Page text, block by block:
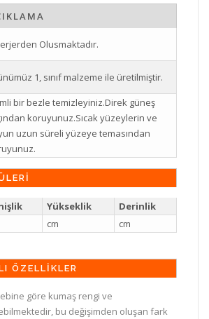
Olusmaktadır.
1, sınıf malzeme ile üretilmiştir.
bir bezle temizleyiniz.Direk güneş
koruyunuz.Sıcak yüzeylerin ve
uzun süreli yüzeye temasından
Yükseklik
Derinlik
cm cm
ÖZELLİKLER
göre kumaş rengi ve
bu değişimden oluşan fark